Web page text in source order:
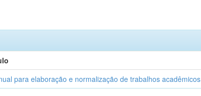
para elaboração e normalização de trabalhos acadêmicos